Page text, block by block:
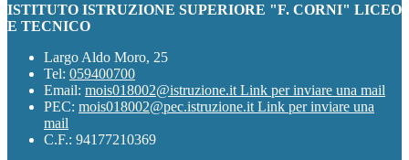
ISTITUTO ISTRUZIONE SUPERIORE "F. CORNI" LICEO
E TECNICO
Largo Aldo Moro, 25
Tel: 059400700
Email: mois018002@istruzione.it Link per inviare una mail
PEC: mois018002@pec.istruzione.it Link per inviare una
mail
C.F.: 94177210369